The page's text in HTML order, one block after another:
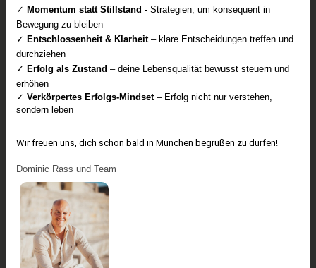
✓ Momentum statt Stillstand - Strategien, um konsequent in
Bewegung zu bleiben
✓ Entschlossenheit & Klarheit – klare Entscheidungen treffen und
durchziehen
✓ Erfolg als Zustand – deine Lebensqualität bewusst steuern und
erhöhen
✓ Verkörpertes Erfolgs-Mindset– Erfolg nicht nur verstehen,
sondern leben
Wir freuen uns, dich schon bald in München begrüßen zu dürfen!
Dominic Rass und Team